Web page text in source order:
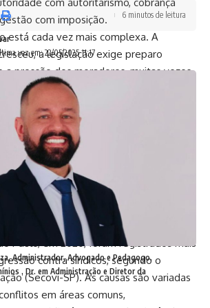
com imposição.
está cada vez mais complexa. A
a legislação exige preparo
a pressão dos moradores, muitas vezes
os limites e deveres da função, se
por exemplo, é aluna de um MBA em
com ênfase em Direito
que ela investe tempo e recursos
exercer seu trabalho com excelência
visa à coletividade, à segurança e à
de todos.
vira alvo
corroboram essa escalada de violência:
Paulo, em 2020, foram registrados mais
contra síndicos, segundo o
(Secovi-SP). As causas são variadas
em áreas comuns,
vez em: 22/05/2025 11:17
6 minutos de leitura
Administrador, Advogado e Pedagogo,
, Dr. em Administração e Diretor da